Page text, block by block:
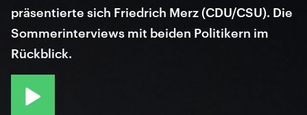
präsentierte sich Friedrich Merz (CDU/CSU). Die
Sommerinterviews mit beiden Politikern im
Rückblick.